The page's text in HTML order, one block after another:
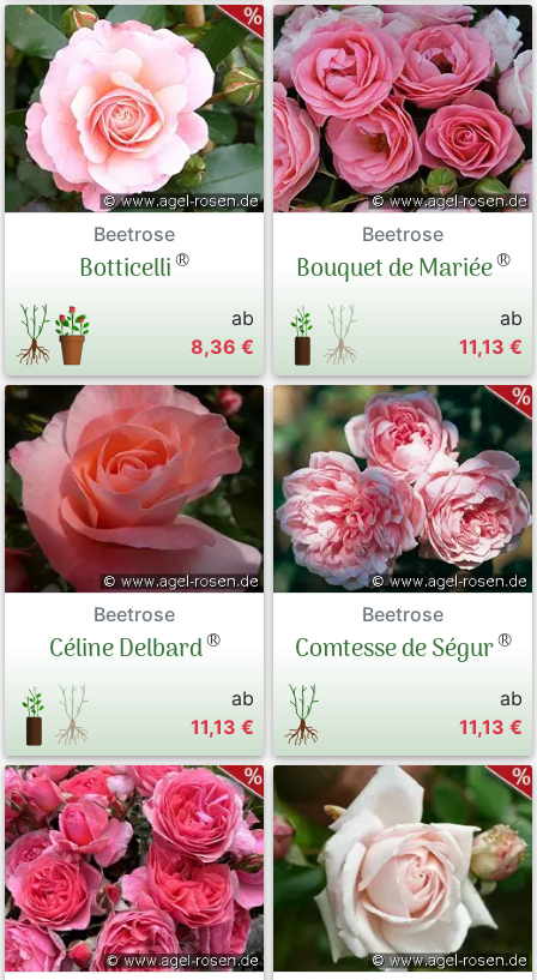
Beetrose
Botticelli®
ab
8,36 €
Beetrose
Bouquet de Mariée®
ab
11,13 €
Beetrose
Céline Delbard®
ab
11,13 €
Beetrose
Comtesse de Ségur®
ab
11,13 €